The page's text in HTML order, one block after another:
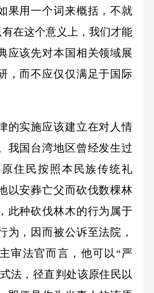
果用一个词来概括，不就
在这个意义上，我们才能
应该先对本国相关领域展
，而不应仅仅满足于国际
实施应该建立在对人情
我国台湾地区曾经发生过
住民按照本民族传统礼
以安葬亡父而砍伐数棵林
此种砍伐林木的行为属于
为，因而被公诉至法院，
审法官而言，他可以“严
法，径直判处该原住民以